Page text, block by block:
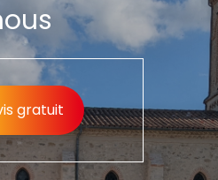
gratuit